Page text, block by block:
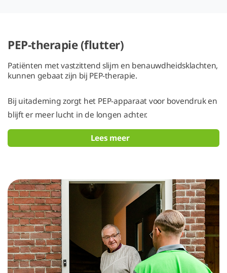
PEP-therapie (flutter)
Patiënten met vastzittend slijm en benauwdheidsklachten,
kunnen gebaat zijn bij PEP-therapie.
Bij uitademing zorgt het PEP-apparaat voor bovendruk en
blijft er meer lucht in de longen achter.
Lees meer